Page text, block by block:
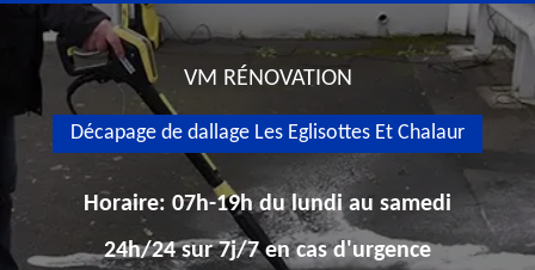
VM RÉNOVATION
Décapage de dallage Les Eglisottes Et Chalaur
Horaire: 07h-19h du lundi au samedi
24h/24 sur 7j/7 en cas d'urgence